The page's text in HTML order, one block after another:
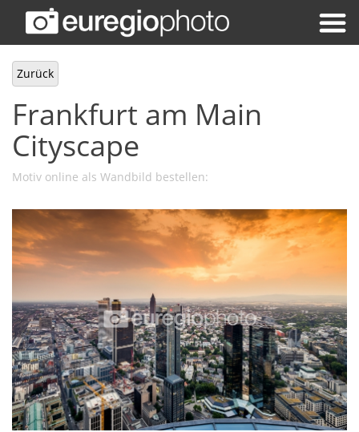
Zurück
Frankfurt am Main
Cityscape
Motiv online als Wandbild bestellen: